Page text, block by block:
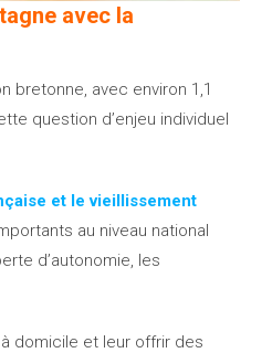
avec la
bretonne, avec environ 1,1
question d’enjeu individuel
et le vieillissement
au niveau national
d’autonomie, les
domicile et leur offrir des